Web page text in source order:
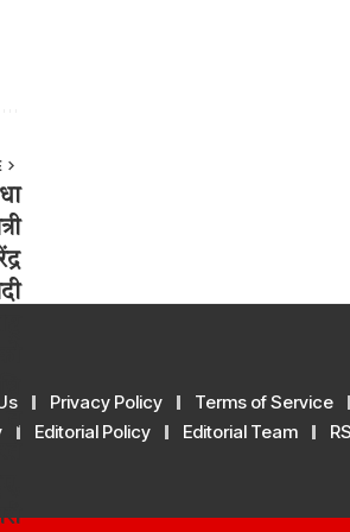
Privacy Policy Terms of Service
Editorial Policy Editorial Team